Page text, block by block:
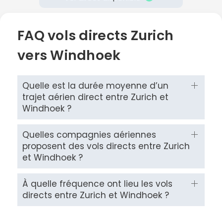
FAQ vols directs Zurich
vers Windhoek
Quelle est la durée moyenne d’un
trajet aérien direct entre Zurich et
Windhoek ?
Quelles compagnies aériennes
proposent des vols directs entre Zurich
et Windhoek ?
À quelle fréquence ont lieu les vols
directs entre Zurich et Windhoek ?
Politique de
confidentialité.